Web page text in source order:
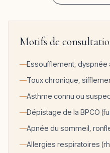
Motifs de
Essoufflement, dyspnée
Toux chronique,
Asthme connu ou
Dépistage de la BPCO
Apnée du sommeil,
Allergies respiratoires